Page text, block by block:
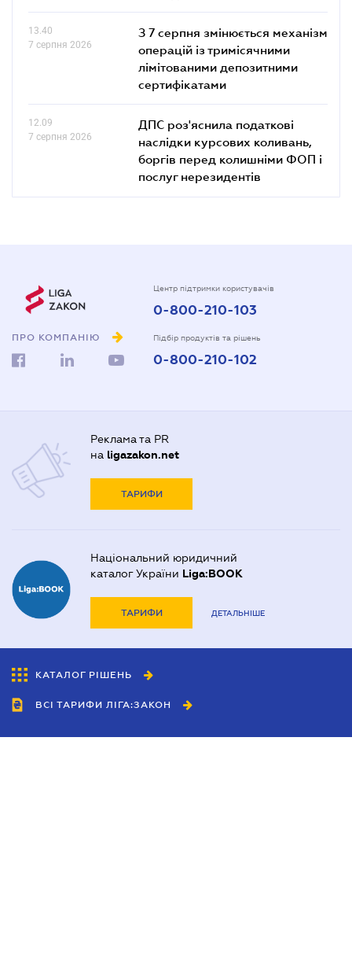
13.40
7 серпня 2026
З 7 серпня змінюється механізм
операцій із тримісячними
лімітованими депозитними
сертифікатами
12.09
7 серпня 2026
ДПС роз'яснила податкові
наслідки курсових коливань,
боргів перед колишніми ФОП і
послуг нерезидентів
ПРО КОМПАНІЮ
Центр підтримки користувачів
0-800-210-103
Підбір продуктів та рішень
0-800-210-102
Реклама та PR
на ligazakon.net
ТАРИФИ
Національний юридичний
каталог України Liga:BOOK
ТАРИФИ ДЕТАЛЬНІШЕ
КАТАЛОГ РІШЕНЬ
ВСІ ТАРИФИ ЛІГА:ЗАКОН